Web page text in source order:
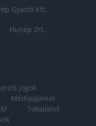
Gyártó Kft.
Hunép Zrt.
jogok
Médiaajánlat
Tokajland